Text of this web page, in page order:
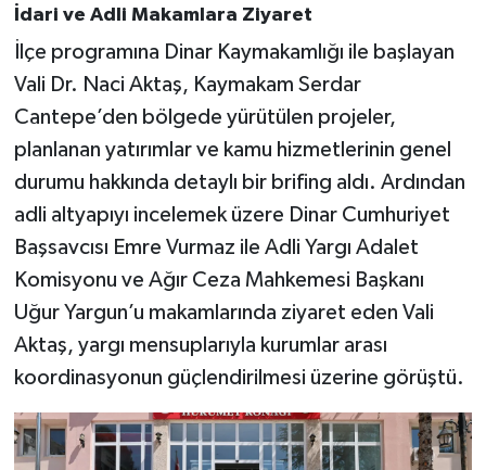
İdari ve Adli Makamlara Ziyaret
İlçe programına Dinar Kaymakamlığı ile başlayan
Vali Dr. Naci Aktaş, Kaymakam Serdar
Cantepe’den bölgede yürütülen projeler,
planlanan yatırımlar ve kamu hizmetlerinin genel
durumu hakkında detaylı bir brifing aldı. Ardından
adli altyapıyı incelemek üzere Dinar Cumhuriyet
Başsavcısı Emre Vurmaz ile Adli Yargı Adalet
Komisyonu ve Ağır Ceza Mahkemesi Başkanı
Uğur Yargun’u makamlarında ziyaret eden Vali
Aktaş, yargı mensuplarıyla kurumlar arası
koordinasyonun güçlendirilmesi üzerine görüştü.